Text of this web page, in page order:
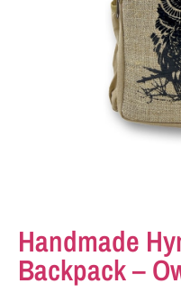
Handmade
Backpack –